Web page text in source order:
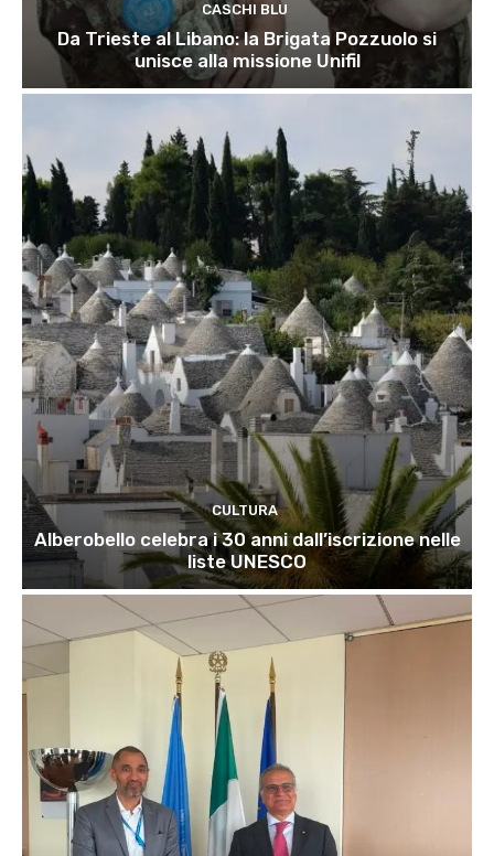
CASCHI BLU
Da Trieste al Libano: la Brigata Pozzuolo si
unisce alla missione Unifil
CULTURA
Alberobello celebra i 30 anni dall’iscrizione nelle
liste UNESCO